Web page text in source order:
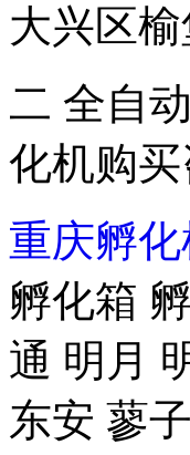
大兴区
二 全自
化机购买
重庆孵
孵化箱
通 明月
东安 蓼